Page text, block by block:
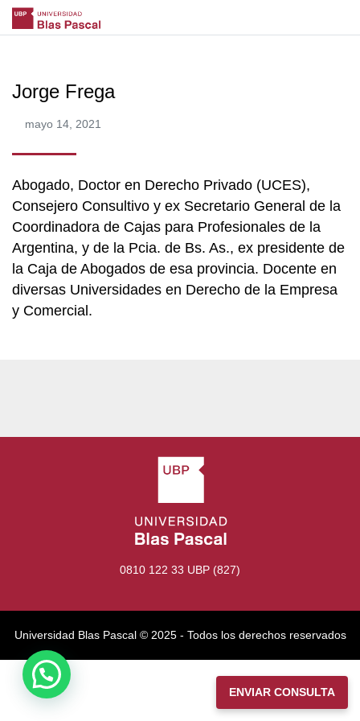
Jorge Frega
mayo 14, 2021
Abogado, Doctor en Derecho Privado (UCES),
Consejero Consultivo y ex Secretario General de la
Coordinadora de Cajas para Profesionales de la
Argentina, y de la Pcia. de Bs. As., ex presidente de
la Caja de Abogados de esa provincia. Docente en
diversas Universidades en Derecho de la Empresa
y Comercial.
0810 122 33 UBP (827)
Universidad Blas Pascal ©️ 2025 - Todos los derechos reservados
ENVIAR CONSULTA